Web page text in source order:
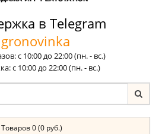
в Telegram
с 10:00 до 22:00 (пн. - вс.)
с 10:00 до 22:00 (пн. - вс.)
Товаров 0 (0 руб.)